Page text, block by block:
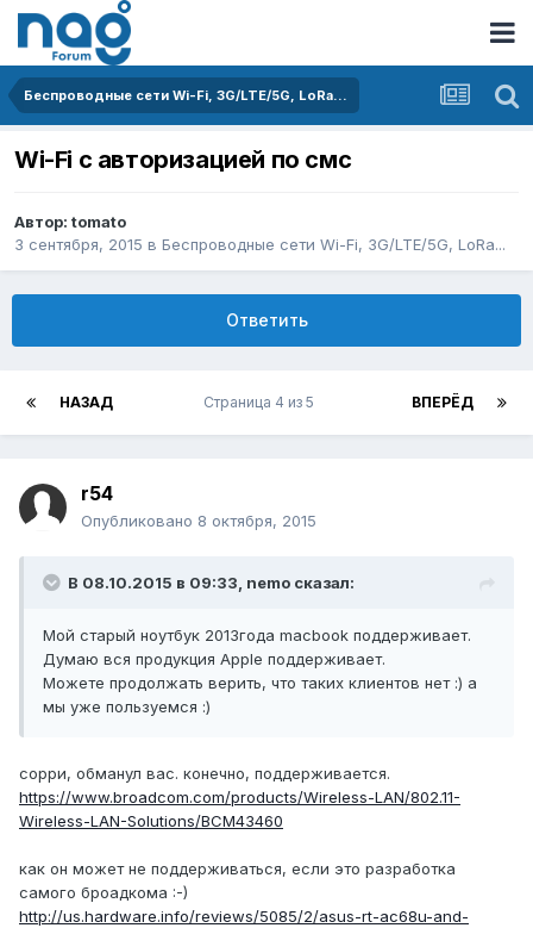
Беспроводные сети Wi-Fi, 3G/LTE/5G, LoRa...
Wi-Fi с авторизацией по смс
Автор: tomato
3 сентября, 2015 в Беспроводные сети Wi-Fi, 3G/LTE/5G, LoRa...
Ответить
НАЗАД ВПЕРЁД
Страница 4 из 5
r54
Опубликовано 8 октября, 2015
В 08.10.2015 в 09:33, nemo сказал:
Мой старый ноутбук 2013года macbook поддерживает.
Думаю вся продукция Apple поддерживает.
Можете продолжать верить, что таких клиентов нет :) а
мы уже пользуемся :)
сорри, обманул вас. конечно, поддерживается.
https://www.broadcom.com/products/Wireless-LAN/802.11-
Wireless-LAN-Solutions/BCM43460
как он может не поддерживаться, если это разработка
самого броадкома :-)
http://us.hardware.info/reviews/5085/2/asus-rt-ac68u-and-